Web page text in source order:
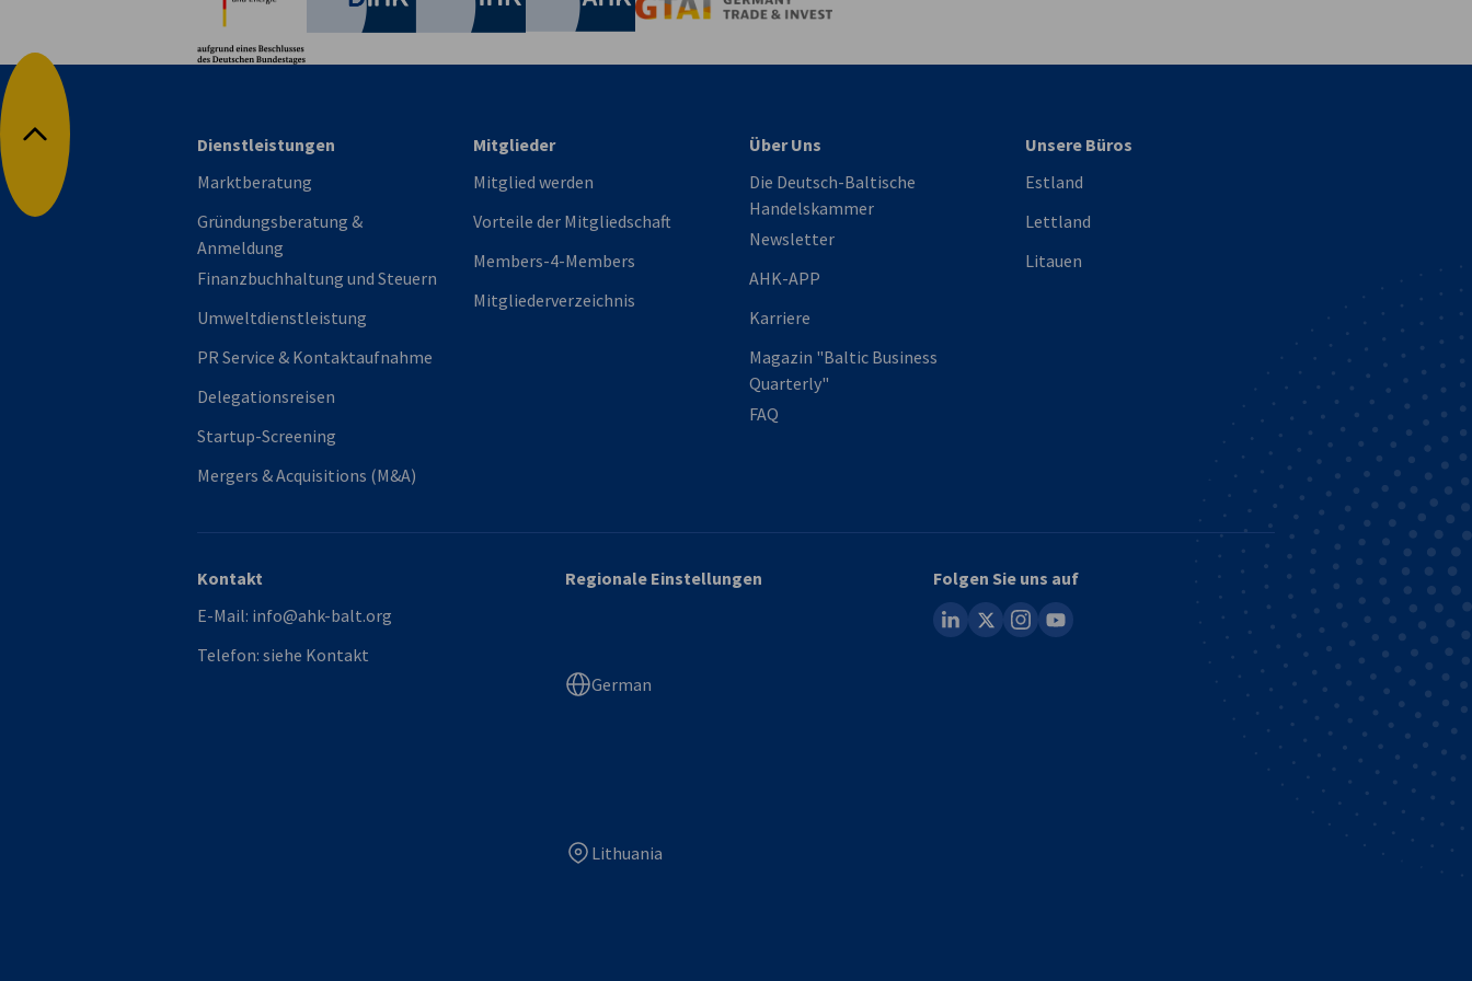
Nach oben
Dienstleistungen
Marktberatung
Gründungsberatung &
Anmeldung
Finanzbuchhaltung und Steuern
Umweltdienstleistung
PR Service & Kontaktaufnahme
Delegationsreisen
Startup-Screening
Mergers & Acquisitions (M&A)
Mitglieder
Mitglied werden
Vorteile der Mitgliedschaft
Members-4-Members
Mitgliederverzeichnis
Über Uns
Die Deutsch-Baltische
Handelskammer
Newsletter
AHK-APP
Karriere
Magazin "Baltic Business
Quarterly"
FAQ
Unsere Büros
Estland
Lettland
Litauen
Kontakt
E-Mail: info@ahk-balt.org
Telefon: siehe Kontakt
Regionale Einstellungen
German
Lithuania
Folgen Sie uns auf
linkedin
instagram
youtube